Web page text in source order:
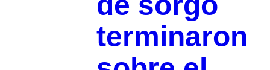
terminaron